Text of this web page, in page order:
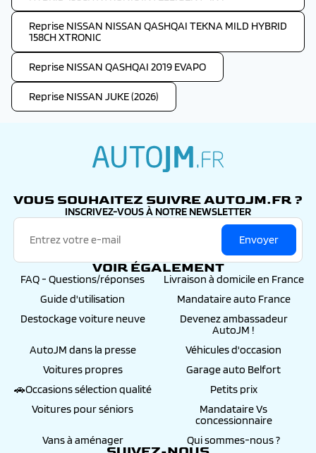
Reprise NISSAN NISSAN QASHQAI TEKNA MILD HYBRID
158CH XTRONIC
Reprise NISSAN QASHQAI 2019 EVAPO
Reprise NISSAN JUKE (2026)
VOUS SOUHAITEZ SUIVRE AUTOJM.FR ?
INSCRIVEZ-VOUS À NOTRE NEWSLETTER
Envoyer
VOIR ÉGALEMENT
FAQ - Questions/réponses
Livraison à domicile en France
Guide d'utilisation
Mandataire auto France
Destockage voiture neuve
Devenez ambassadeur
AutoJM !
AutoJM dans la presse
Véhicules d'occasion
Voitures propres
Garage auto Belfort
🚗Occasions sélection qualité
Petits prix
Voitures pour séniors
Mandataire Vs
concessionnaire
Vans à aménager
Qui sommes-nous ?